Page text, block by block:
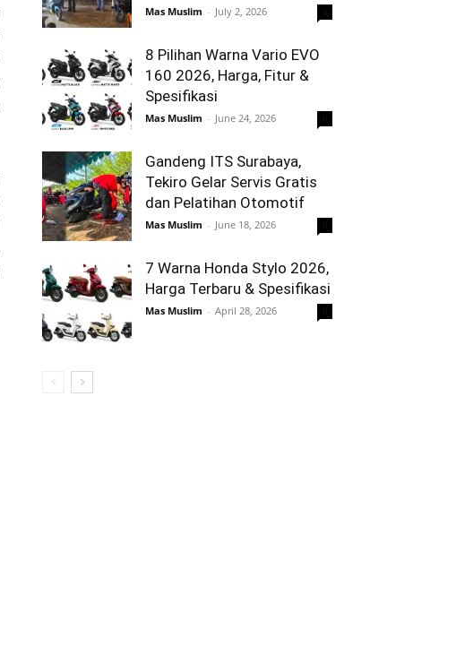
Mas Muslim - July 2, 2026
8 Pilihan Warna Vario EVO
160 2026, Harga, Fitur &
Spesifikasi
Mas Muslim - June 24, 2026
Gandeng ITS Surabaya,
Tekiro Gelar Servis Gratis
dan Pelatihan Otomotif
Mas Muslim - June 18, 2026
7 Warna Honda Stylo 2026,
Harga Terbaru & Spesifikasi
Mas Muslim - April 28, 2026